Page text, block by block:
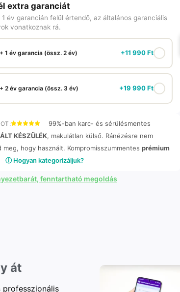
extra garanciát
1 év garancián felül értendő, az általános garanciális
vonatkoznak rá.
+ 1 év garancia (össz. 2 év) +11 990Ft
+ 2 év garancia (össz. 3 év) +19 990Ft
99%-ban karc- és sérülésmentes
KÉSZÜLÉK, makulátlan külső. Ránézésre nem
meg, hogy használt. Kompromisszummentes prémium
ⓘ Hogyan kategorizáljuk?
fenntartható megoldás
át
professzionális